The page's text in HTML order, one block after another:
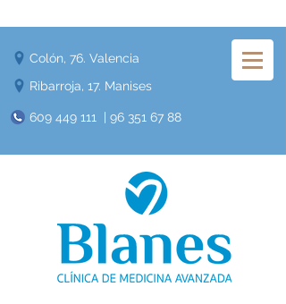
Colón, 76. Valencia
Ribarroja, 17. Manises
609 449 111 96 351 67 88